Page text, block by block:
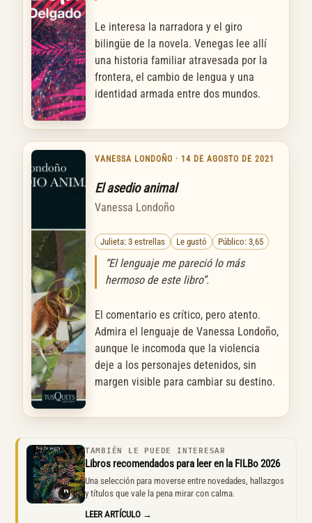
Le interesa la narradora y el giro
bilingüe de la novela. Venegas lee allí
una historia familiar atravesada por la
frontera, el cambio de lengua y una
identidad armada entre dos mundos.
VANESSA LONDOÑO · 14 DE AGOSTO DE 2021
El asedio animal
Vanessa Londoño
Julieta: 3 estrellas Le gustó Público: 3,65
“El lenguaje me pareció lo más
hermoso de este libro”.
El comentario es crítico, pero atento.
Admira el lenguaje de Vanessa Londoño,
aunque le incomoda que la violencia
deje a los personajes detenidos, sin
margen visible para cambiar su destino.
TAMBIÉN LE PUEDE INTERESAR
Libros recomendados para leer en la FILBo 2026
Una selección para moverse entre novedades, hallazgos
y títulos que vale la pena mirar con calma.
LEER ARTÍCULO →